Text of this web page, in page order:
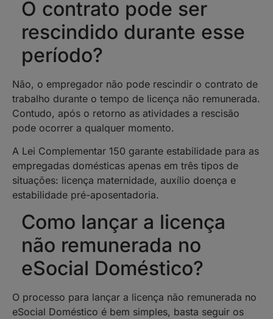
O contrato pode ser
rescindido durante esse
período?
Não, o empregador não pode rescindir o contrato de
trabalho durante o tempo de licença não remunerada.
Contudo, após o retorno as atividades a rescisão
pode ocorrer a qualquer momento.
A Lei Complementar 150 garante estabilidade para as
empregadas domésticas apenas em três tipos de
situações: licença maternidade, auxílio doença e
estabilidade pré-aposentadoria.
Como lançar a licença
não remunerada no
eSocial Doméstico?
O processo para lançar a licença não remunerada no
eSocial Doméstico é bem simples, basta seguir os